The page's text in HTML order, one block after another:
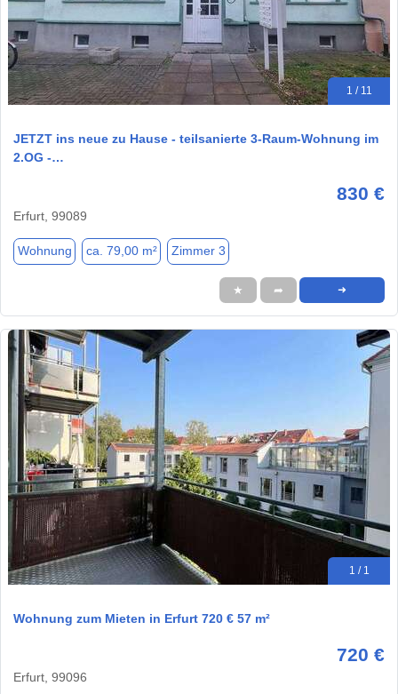
1 / 11
JETZT ins neue zu Hause - teilsanierte 3-Raum-Wohnung im
2.OG -…
830 €
Erfurt, 99089
Wohnung ca. 79,00 m² Zimmer 3
★ ➦ ➜
1 / 1
Wohnung zum Mieten in Erfurt 720 € 57 m²
720 €
Erfurt, 99096